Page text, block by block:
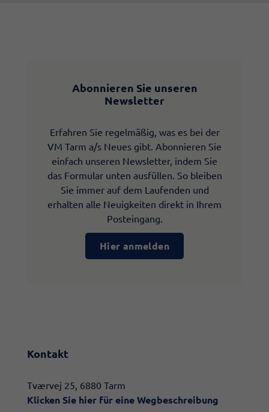
Abonnieren Sie unseren
Newsletter
Erfahren Sie regelmäßig, was es bei der
VM Tarm a/s Neues gibt. Abonnieren Sie
einfach unseren Newsletter, indem Sie
das Formular unten ausfüllen. So bleiben
Sie immer auf dem Laufenden und
erhalten alle Neuigkeiten direkt in Ihrem
Posteingang.
Hier anmelden
Kontakt
​​Tværvej 25, 6880 Tarm
Klicken Sie hier für eine Wegbeschreibung​